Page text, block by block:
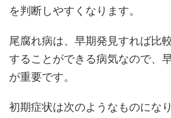
を判断しやすくなります。
尾腐れ病は、早期発見すれば比
することができる病気なので、
が重要です。
初期症状は次のようなものになり